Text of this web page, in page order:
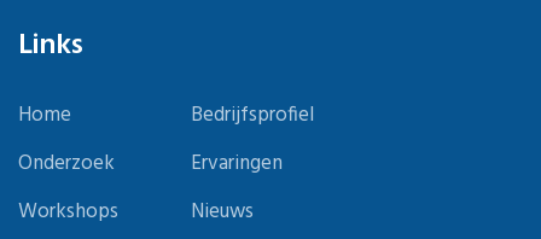
Links
Home
Onderzoek
Workshops
Bedrijfsprofiel
Ervaringen
Nieuws